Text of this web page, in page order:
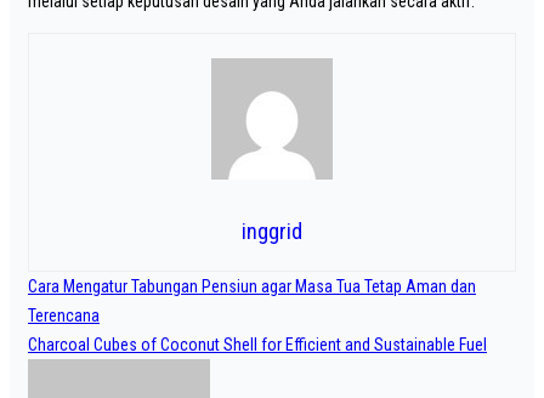
inggrid
Navigasi
pos
Cara Mengatur Tabungan Pensiun agar Masa Tua Tetap Aman dan
Terencana
Charcoal Cubes of Coconut Shell for Efficient and Sustainable Fuel